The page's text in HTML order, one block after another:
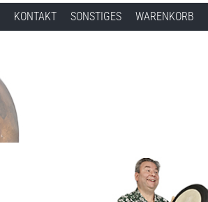
KONTAKT SONSTIGES WARENKORB